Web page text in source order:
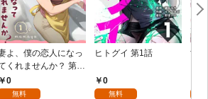
よ、僕の恋人になっ
くれませんか？ 第1
話0
無料
ヒトグイ 第1話
0
無料
世